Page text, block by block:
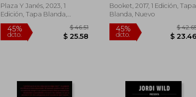
Plaza Y Janés, 2023, 1
Edición, Tapa Blanda,
Nuevo
Booket, 2017, 1 Edición, Tapa
Blanda, Nuevo